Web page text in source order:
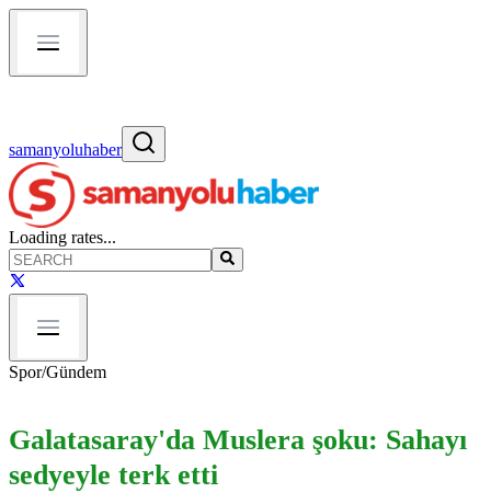
samanyoluhaber
Loading rates...
Spor/Gündem
Galatasaray'da Muslera şoku: Sahayı
sedyeyle terk etti